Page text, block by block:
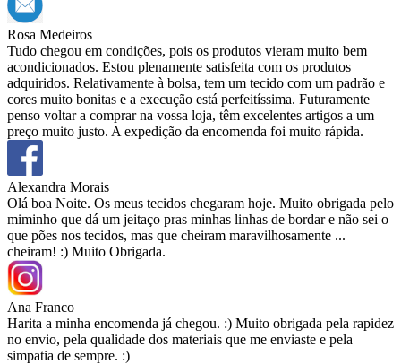
Rosa Medeiros
Tudo chegou em condições, pois os produtos vieram muito bem
acondicionados. Estou plenamente satisfeita com os produtos
adquiridos. Relativamente à bolsa, tem um tecido com um padrão e
cores muito bonitas e a execução está perfeitíssima. Futuramente
penso voltar a comprar na vossa loja, têm excelentes artigos a um
preço muito justo. A expedição da encomenda foi muito rápida.
Alexandra Morais
Olá boa Noite. Os meus tecidos chegaram hoje. Muito obrigada pelo
miminho que dá um jeitaço pras minhas linhas de bordar e não sei o
que pões nos tecidos, mas que cheiram maravilhosamente ...
cheiram! :) Muito Obrigada.
Ana Franco
Harita a minha encomenda já chegou. :) Muito obrigada pela rapidez
no envio, pela qualidade dos materiais que me enviaste e pela
simpatia de sempre. :)